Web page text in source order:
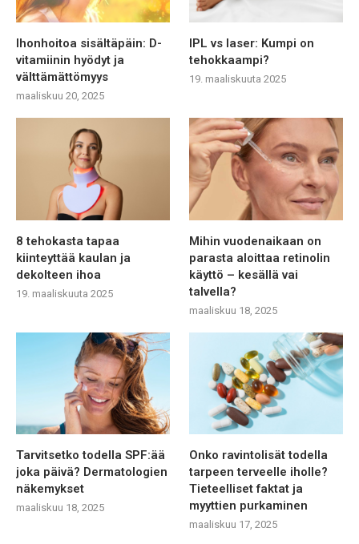
Ihonhoitoa sisältäpäin: D-
vitamiinin hyödyt ja
välttämättömyys
maaliskuu 20, 2025
IPL vs laser: Kumpi on
tehokkaampi?
19. maaliskuuta 2025
8 tehokasta tapaa
kiinteyttää kaulan ja
dekolteen ihoa
19. maaliskuuta 2025
Mihin vuodenaikaan on
parasta aloittaa retinolin
käyttö – kesällä vai
talvella?
maaliskuu 18, 2025
Tarvitsetko todella SPF:ää
joka päivä? Dermatologien
näkemykset
maaliskuu 18, 2025
Onko ravintolisät todella
tarpeen terveelle iholle?
Tieteelliset faktat ja
myyttien purkaminen
maaliskuu 17, 2025